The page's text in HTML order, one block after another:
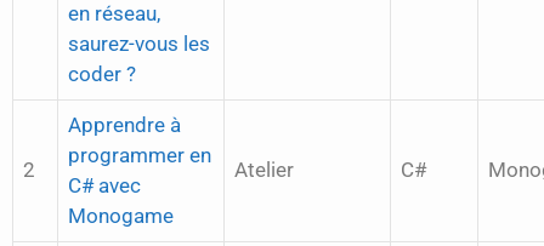
en réseau,
saurez-vous les
coder ?
2
Apprendre à
programmer en
C# avec
Monogame
Atelier C#